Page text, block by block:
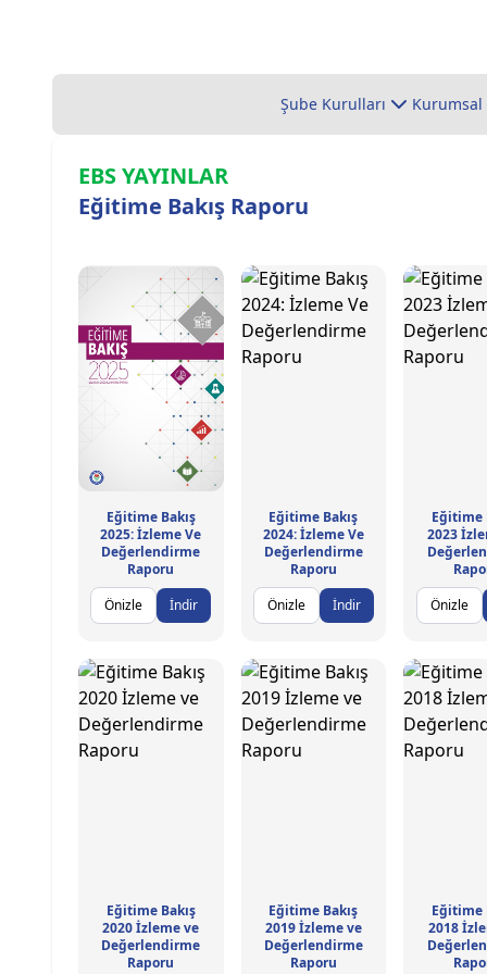
Şube Kurulları Kurumsal
EBS YAYINLAR
Eğitime Bakış Raporu
Eğitime Bakış
2025: İzleme Ve
Değerlendirme
Raporu
Önizle
İndir
Eğitime Bakış
2024: İzleme Ve
Değerlendirme
Raporu
Önizle
İndir
Eğitime
2023
Önizle
Eğitime Bakış
2020 İzleme ve
Değerlendirme
Raporu
Eğitime Bakış
2019 İzleme ve
Değerlendirme
Raporu
Eğitime
2018